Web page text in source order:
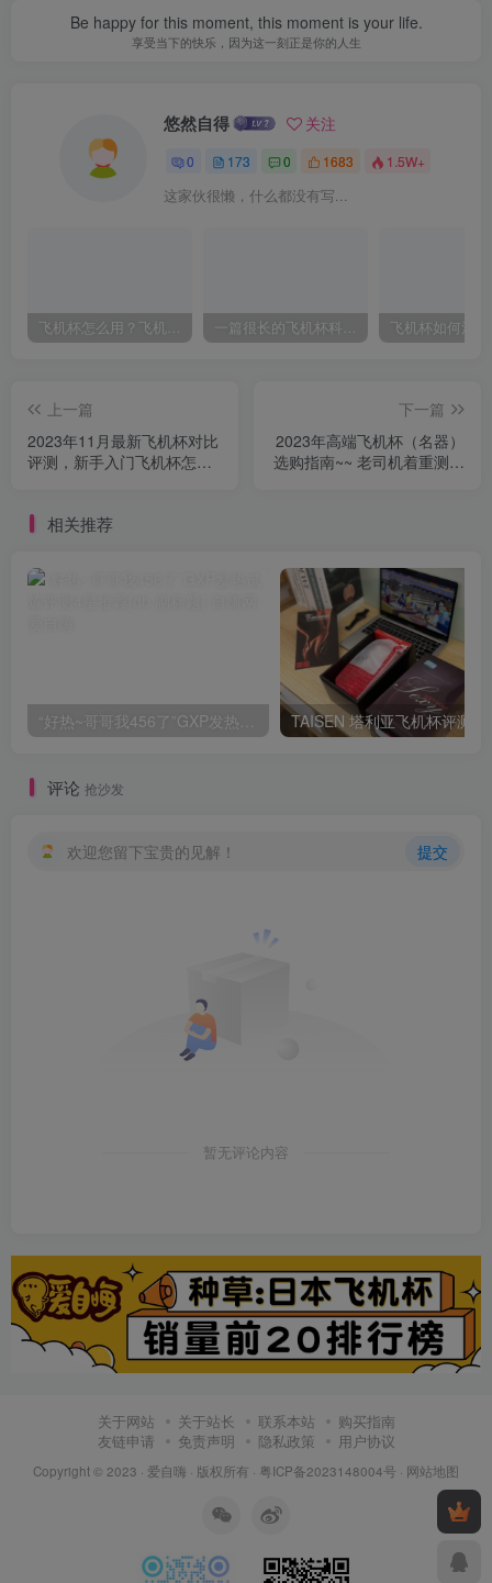
Be happy for this moment, this moment is your life.
享受当下的快乐，因为这一刻正是你的人生
悠然自得 关注
0 173 0 1683 1.5W+
这家伙很懒，什么都没有写...
飞机杯怎么用？飞机杯使用视频教程 一篇很长的飞机杯科普，耐心看完，能解决你很多的问题
上一篇
2023年11月最新飞机杯对比
评测，新手入门飞机杯怎么
下一篇
2023年高端飞机杯（名器）
选购指南~~ 老司机着重测评
相关推荐
评论 抢沙发
欢迎您留下宝贵的见解！ 提交
暂无评论内容
关于网站 关于站长 联系本站
购买指南
友链申请
免责声明 隐私政策 用户协议
Copyright © 2023 · 爱自嗨 · 版权所有 · 粤ICP备2023148004号 · 网站地图